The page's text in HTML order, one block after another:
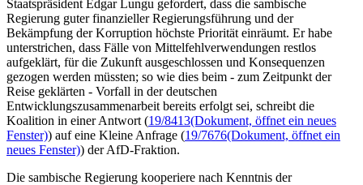
Staatspräsident Edgar Lungu gefordert, dass die sambische
Regierung guter finanzieller Regierungsführung und der
Bekämpfung der Korruption höchste Priorität einräumt. Er habe
unterstrichen, dass Fälle von Mittelfehlverwendungen restlos
aufgeklärt, für die Zukunft ausgeschlossen und Konsequenzen
gezogen werden müssten; so wie dies beim - zum Zeitpunkt der
Reise geklärten - Vorfall in der deutschen
Entwicklungszusammenarbeit bereits erfolgt sei, schreibt die
Koalition in einer Antwort (19/8413(Dokument, öffnet ein neues
Fenster)) auf eine Kleine Anfrage (19/7676(Dokument, öffnet ein
neues Fenster)) der AfD-Fraktion.
Die sambische Regierung kooperiere nach Kenntnis der